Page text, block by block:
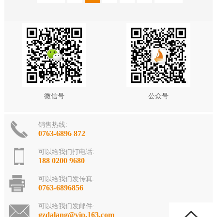
微信号 公众号
销售热线:
0763-6896 872
可以给我们打电话:
188 0200 9680
可以给我们发传真:
0763-6896856
可以给我们发邮件:
gzdalang@vip.163.com